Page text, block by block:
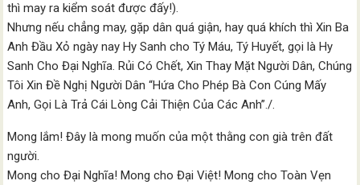
thì may ra kiểm soát được đấy!).
Nhưng nếu chẳng may, gặp dân quá giận, hay quá khích thì Xin Ba
Anh Đầu Xỏ ngày nay Hy Sanh cho Tý Máu, Tý Huyết, gọi là Hy
Sanh Cho Đại Nghĩa. Rủi Có Chết, Xin Thay Mặt Người Dân, Chúng
Tôi Xin Đề Nghị Người Dân “Hứa Cho Phép Bà Con Cúng Mấy
Anh, Gọi Là Trả Cái Lòng Cải Thiện Của Các Anh”./.
Mong lắm! Đây là mong muốn của một thằng con già trên đất
người.
Mong cho Đại Nghĩa! Mong cho Đại Việt! Mong cho Toàn Vẹn